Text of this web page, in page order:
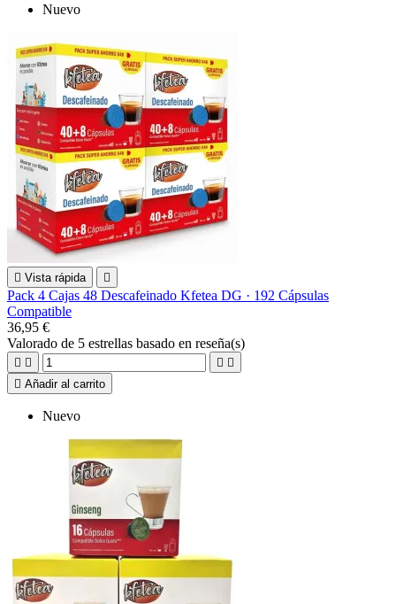
Nuevo
 Vista rápida 
Pack 4 Cajas 48 Descafeinado Kfetea DG · 192 Cápsulas
Compatible
36,95 €
Valorado de 5 estrellas basado en reseña(s)
   
 Añadir al carrito
Nuevo